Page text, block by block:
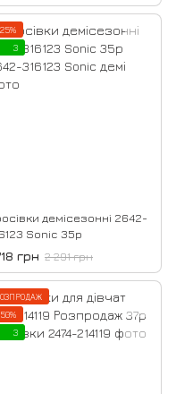
3
демісезонні 2642-
Sonic 35р
грн 2 291 грн
3